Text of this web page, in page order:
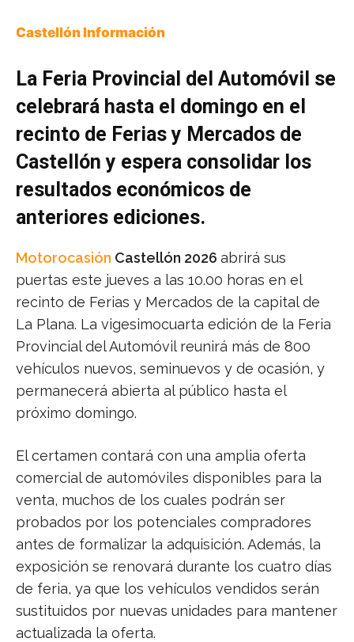
Castellón Información
La Feria Provincial del Automóvil se
celebrará hasta el domingo en el
recinto de Ferias y Mercados de
Castellón y espera consolidar los
resultados económicos de
anteriores ediciones.
Motorocasión Castellón 2026 abrirá sus
puertas este jueves a las 10.00 horas en el
recinto de Ferias y Mercados de la capital de
La Plana. La vigesimocuarta edición de la Feria
Provincial del Automóvil reunirá más de 800
vehículos nuevos, seminuevos y de ocasión, y
permanecerá abierta al público hasta el
próximo domingo.
El certamen contará con una amplia oferta
comercial de automóviles disponibles para la
venta, muchos de los cuales podrán ser
probados por los potenciales compradores
antes de formalizar la adquisición. Además, la
exposición se renovará durante los cuatro días
de feria, ya que los vehículos vendidos serán
sustituidos por nuevas unidades para mantener
actualizada la oferta.